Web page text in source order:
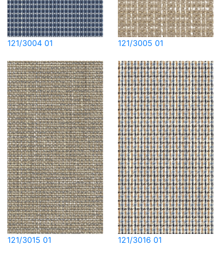
121/3004 01 121/3005 01
121/3015 01 121/3016 01